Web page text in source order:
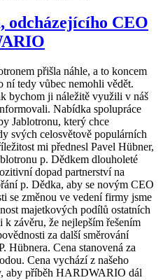
odcházejícího CEO
přišla náhle, a to koncem
ní tedy vůbec nemohli vědět.
bychom ji náležitě využili v náš
Nabídka spolupráce
Jablotronu, který chce
svých celosvětově populárních
mi přednesl Pavel Hübner,
p. Dědkem dlouholeté
dopad partnerství na
p. Dědka, aby se novým CEO
se změnou ve vedení firmy jsme
majetkových podílů ostatních
k závěru, že nejlepším řešením
za další směrování
Cena stanovená za
Cena vychází z našeho
aby příběh HARDWARIO dál